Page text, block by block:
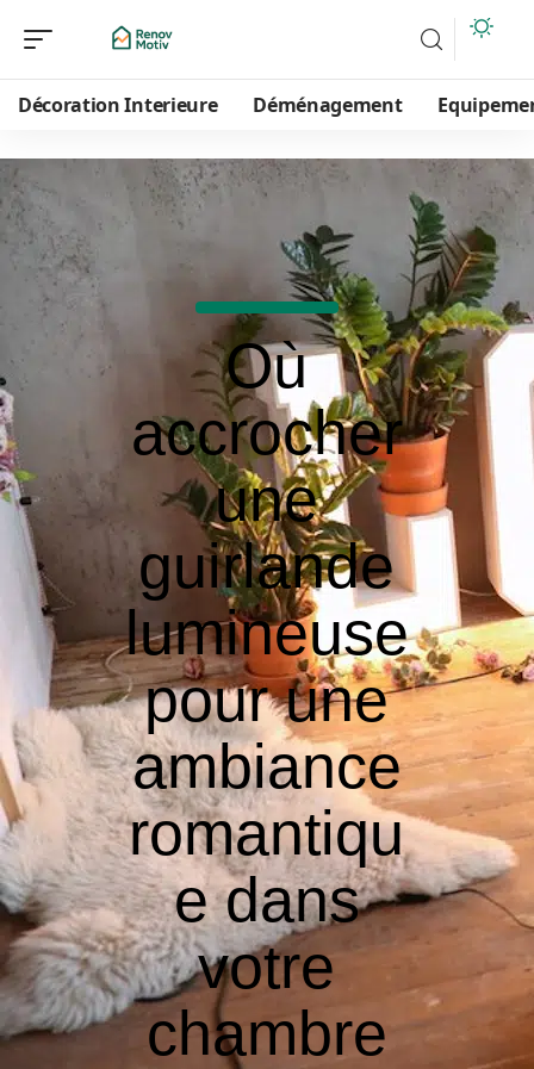
Décoration Interieure Déménagement
Où
accrocher
une
guirlande
lumineuse
pour une
ambiance
romantiqu
e dans
votre
chambre